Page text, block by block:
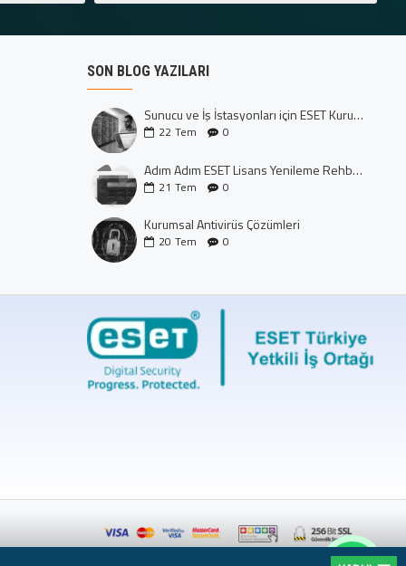
SON BLOG YAZILARI
Sunucu ve İş İstasyonları için ESET Kurumsal Koruma: Dijital Kalenizi İnşa Edin
22 Tem 0
Adım Adım ESET Lisans Yenileme Rehberi (CTRL+U Yöntemi)
21 Tem 0
Kurumsal Antivirüs Çözümleri
20 Tem 0